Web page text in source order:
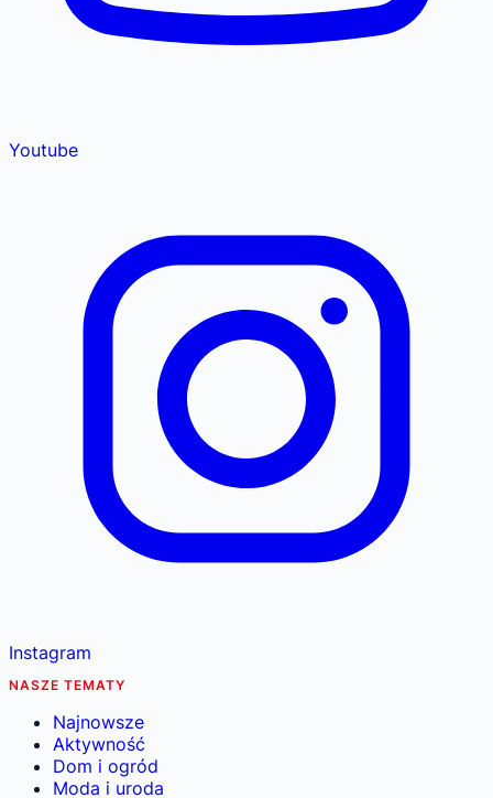
Youtube
Instagram
NASZE TEMATY
Najnowsze
Aktywność
Dom i ogród
Moda i uroda